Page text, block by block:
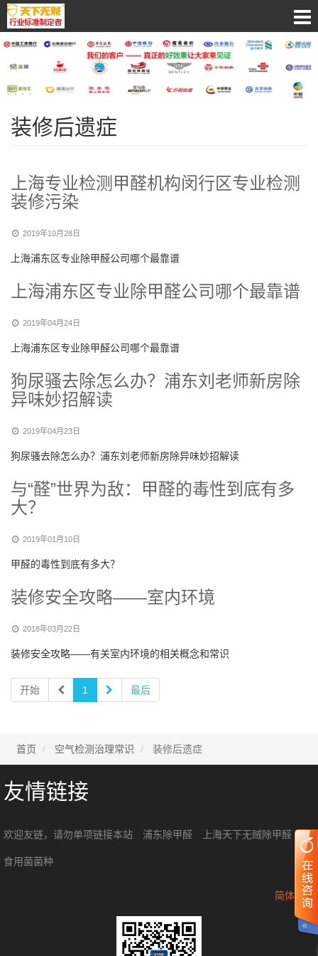
装修后遗症
上海专业检测甲醛机构闵行区专业检测
装修污染
2019年10月28日
上海浦东区专业除甲醛公司哪个最靠谱
上海浦东区专业除甲醛公司哪个最靠谱
2019年04月24日
上海浦东区专业除甲醛公司哪个最靠谱
狗尿骚去除怎么办？浦东刘老师新房除
异味妙招解读
2019年04月23日
狗尿骚去除怎么办？浦东刘老师新房除异味妙招解读
与“醛”世界为敌：甲醛的毒性到底有多
大？
2019年01月10日
甲醛的毒性到底有多大？
装修安全攻略——室内环境
2018年03月22日
装修安全攻略——有关室内环境的相关概念和常识
开始 1 最后
首页 空气检测治理常识 装修后遗症
友情链接
欢迎友链，请勿单项链接本站 浦东除甲醛 上海天下无贼除甲醛
食用菌菌种
简体中文